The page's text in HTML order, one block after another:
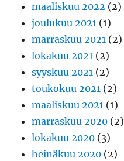
maaliskuu 2022 (2)
joulukuu 2021 (1)
marraskuu 2021 (2)
lokakuu 2021 (2)
syyskuu 2021 (2)
toukokuu 2021 (2)
maaliskuu 2021 (1)
marraskuu 2020 (2)
lokakuu 2020 (3)
heinäkuu 2020 (2)